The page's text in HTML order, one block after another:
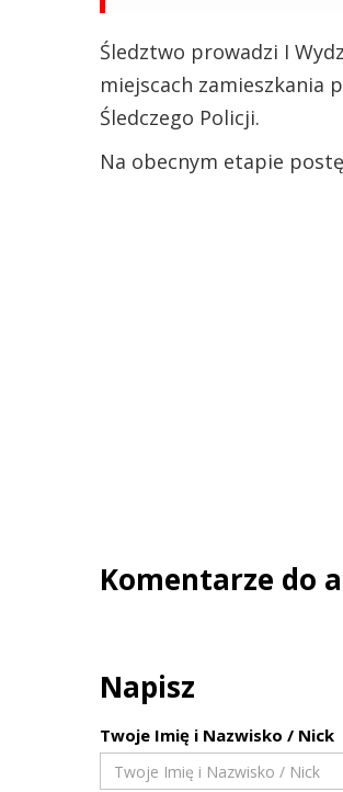
Śledztwo prowadzi I
miejscach zamieszkania
Śledczego Policji.
Na obecnym etapie
Komentarze do
Napisz
Twoje Imię i Nazwisko / Nick